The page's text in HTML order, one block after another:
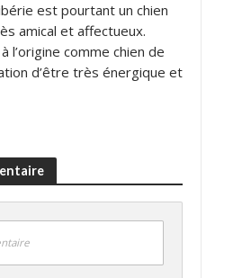
est pourtant un chien
amical et affectueux.
l’origine comme chien de
d’être très énergique et